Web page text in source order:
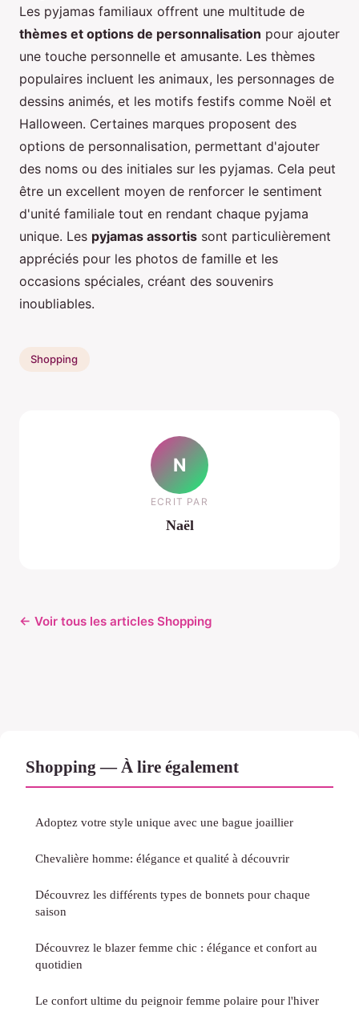
Les pyjamas familiaux offrent une multitude de
thèmes et options de personnalisation pour ajouter
une touche personnelle et amusante. Les thèmes
populaires incluent les animaux, les personnages de
dessins animés, et les motifs festifs comme Noël et
Halloween. Certaines marques proposent des
options de personnalisation, permettant d'ajouter
des noms ou des initiales sur les pyjamas. Cela peut
être un excellent moyen de renforcer le sentiment
d'unité familiale tout en rendant chaque pyjama
unique. Les pyjamas assortis sont particulièrement
appréciés pour les photos de famille et les
occasions spéciales, créant des souvenirs
inoubliables.
Shopping
N
ECRIT PAR
Naël
← Voir tous les articles Shopping
Shopping — À lire également
Adoptez votre style unique avec une bague joaillier
Chevalière homme: élégance et qualité à découvrir
Découvrez les différents types de bonnets pour chaque
saison
Découvrez le blazer femme chic : élégance et confort au
quotidien
Le confort ultime du peignoir femme polaire pour l'hiver